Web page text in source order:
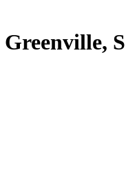
Greenville,